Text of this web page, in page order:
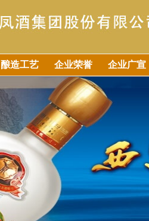
酿造工艺 企业荣誉 企业广宣